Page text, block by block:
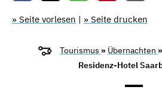
» Seite vorlesen | » Seite drucken
Tourismus » Übernachten
Residenz-Hotel